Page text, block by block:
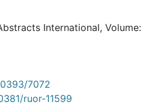
International, Volume:
7072
ruor-11599